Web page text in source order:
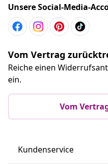
Unsere Social-Media-
Vom Vertrag
Reiche einen
ein.
Vom
Kundenservice